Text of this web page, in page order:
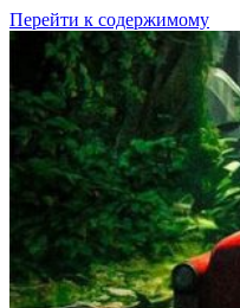
Перейти к содержимому